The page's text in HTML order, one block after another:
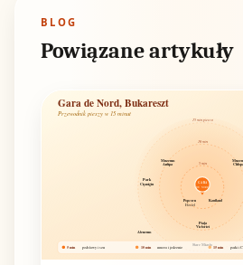
BLOG
Powiązane artykuły
Gara de Nord, Bukareszt
Przewodnik pieszy w 15 minut
15 min pieszo
10 min
5 min
GARA
DE NORD
Popcorn
Hostel
Kaufland
Muzeum
Antipa Chłopa
Piața
Victoriei
Park
Cișmigiu
Stare Miasto
Ateneum
5 min podstawy i sen 10 min muzea i jedzenie 15 min parki i